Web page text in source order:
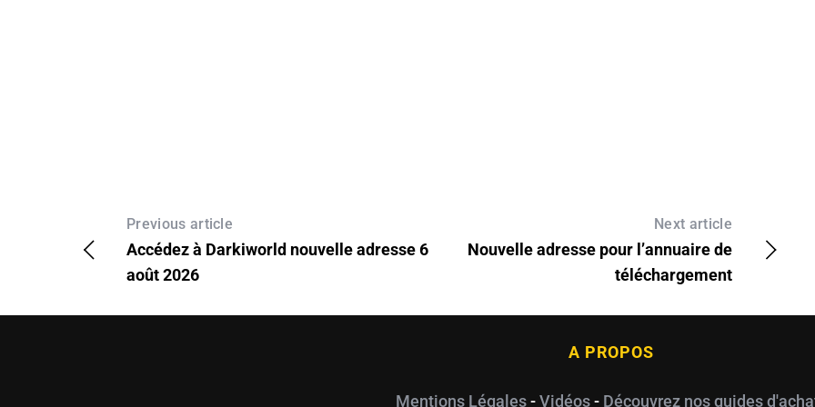
Previous article
Accédez à Darkiworld nouvelle adresse 6
août 2026
Next article
Nouvelle adresse pour l’annuaire de
téléchargement
A PROPOS
Mentions Légales-Vidéos- Découvrez nos guides